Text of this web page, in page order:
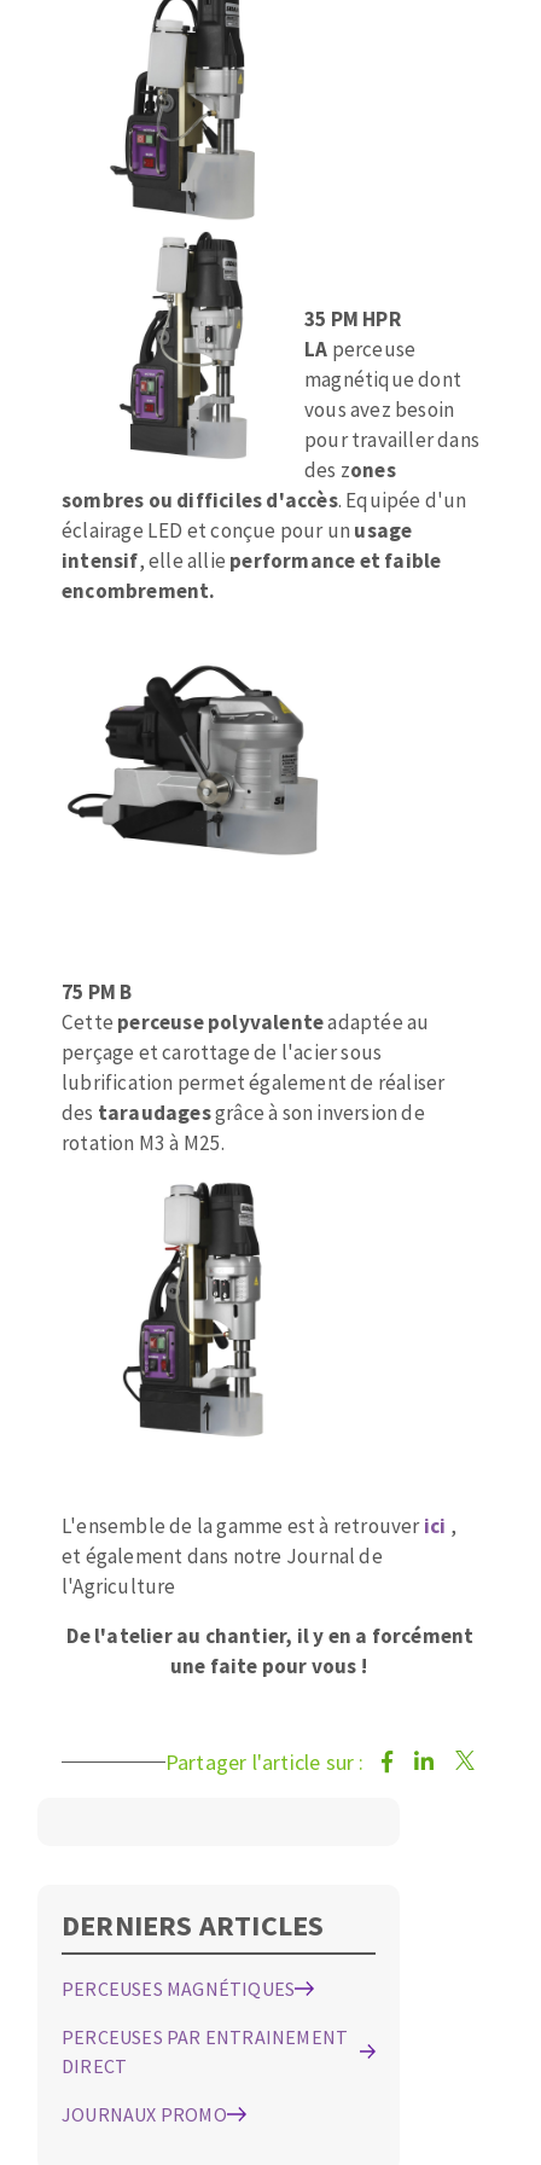
Ponceuses
Tours à métaux
Tables
Fraises scies
Rubans
Fraise HSS
Forets métaux
35 PM HPR
LA perceuse
magnétique dont
vous avez besoin
pour travailler dans
des zones
sombres ou difficiles d'accès. Equipée d'un
éclairage LED et conçue pour un usage
intensif, elle allie performance et faible
encombrement.
75 PM B
Cette perceuse polyvalenteadaptée au
perçage et carottage de l'acier sous
lubrification permet également de réaliser
des taraudagesgrâce à son inversion de
rotation M3 à M25.
L'ensemble de la gamme est à retrouverici ,
et également dans notre Journal de
l'Agriculture
De l'atelier au chantier, il y en a forcément
une faite pour vous !
Partager l'article sur :
DERNIERS ARTICLES
PERCEUSES MAGNÉTIQUES
PERCEUSES PAR ENTRAINEMENT
DIRECT
JOURNAUX PROMO